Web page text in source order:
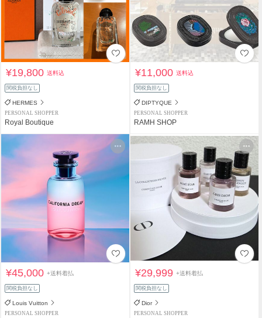
¥19,800送料込
関税負担なし
HERMES
PERSONAL SHOPPER
Royal Boutique
¥11,000送料込
関税負担なし
DIPTYQUE
PERSONAL SHOPPER
RAMH SHOP
¥45,000+送料着払
関税負担なし
Louis Vuitton
PERSONAL SHOPPER
¥29,999+送料着払
関税負担なし
Dior
PERSONAL SHOPPER